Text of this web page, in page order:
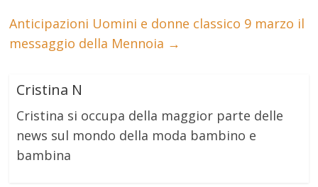
Anticipazioni Uomini e donne classico 9 marzo il
messaggio della Mennoia →
Cristina N
Cristina si occupa della maggior parte delle
news sul mondo della moda bambino e
bambina